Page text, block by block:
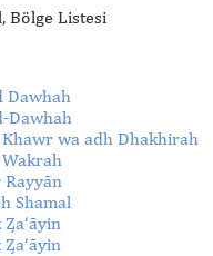
Bölge Listesi
Dawhah
Dawhah
wa adh Dhakhirah
Rayyān
Shamal
Z̧a‘āyin
Z̧a‘āyin